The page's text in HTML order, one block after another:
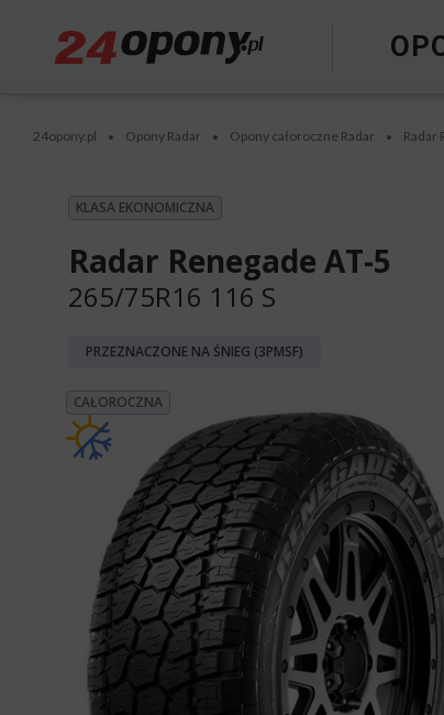
24opony.pl • Opony Radar • Opony całoroczne Radar • Radar
KLASA EKONOMICZNA
Radar Renegade AT-5
265/75R16 116 S
PRZEZNACZONE NA ŚNIEG (3PMSF)
CAŁOROCZNA